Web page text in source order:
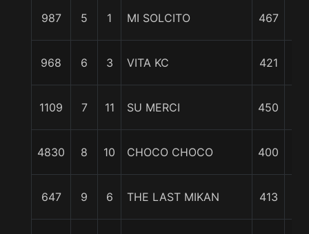
987 5 1 MI SOLCITO 467
968 6 3 VITA KC 421
1109 7 11 SU MERCI 450
4830 8 10 CHOCO CHOCO 400
647 9 6 THE LAST MIKAN 413